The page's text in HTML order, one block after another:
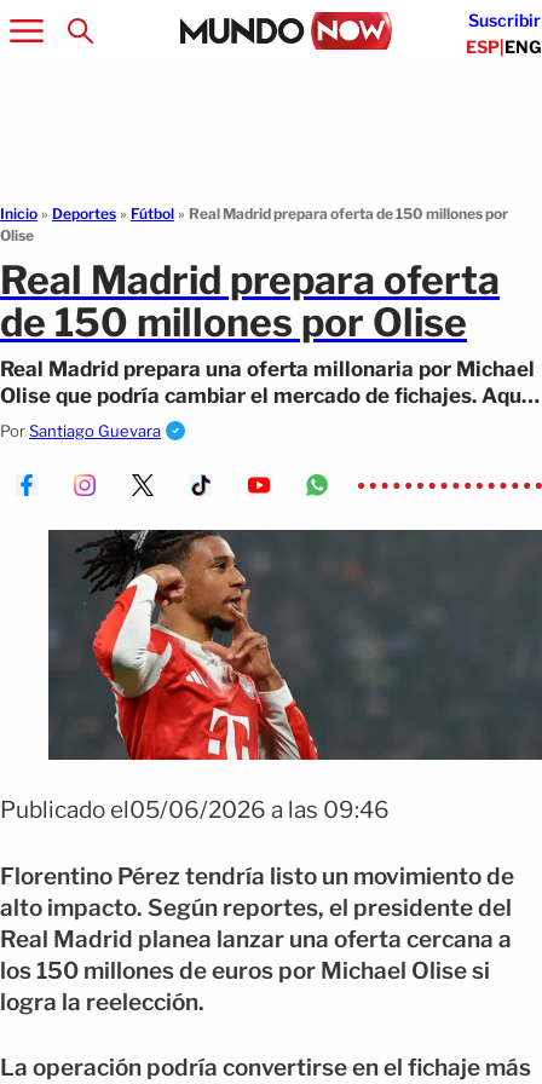
Suscribir
ESP|ENG
Inicio » Deportes » Fútbol » Real Madrid prepara oferta de 150 millones por
Olise
Real Madrid prepara oferta
de 150 millones por Olise
Real Madrid prepara una oferta millonaria por Michael
Olise que podría cambiar el mercado de fichajes. Aquí
los detalles!
PorSantiago Guevara
Publicado el05/06/2026 a las 09:46
Florentino Pérez tendría listo un movimiento de
alto impacto. Según reportes, el presidente del
Real Madrid planea lanzar una oferta cercana a
los 150 millones de euros por Michael Olise si
logra la reelección.
La operación podría convertirse en el fichaje más